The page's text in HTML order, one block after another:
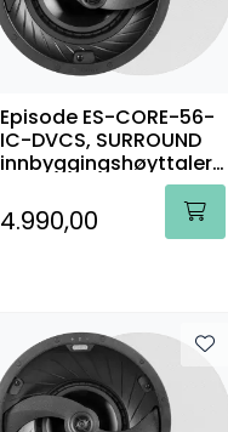
Episode ES-CORE-56-
IC-DVCS, SURROUND
innbyggingshøyttaler,
4.990,00